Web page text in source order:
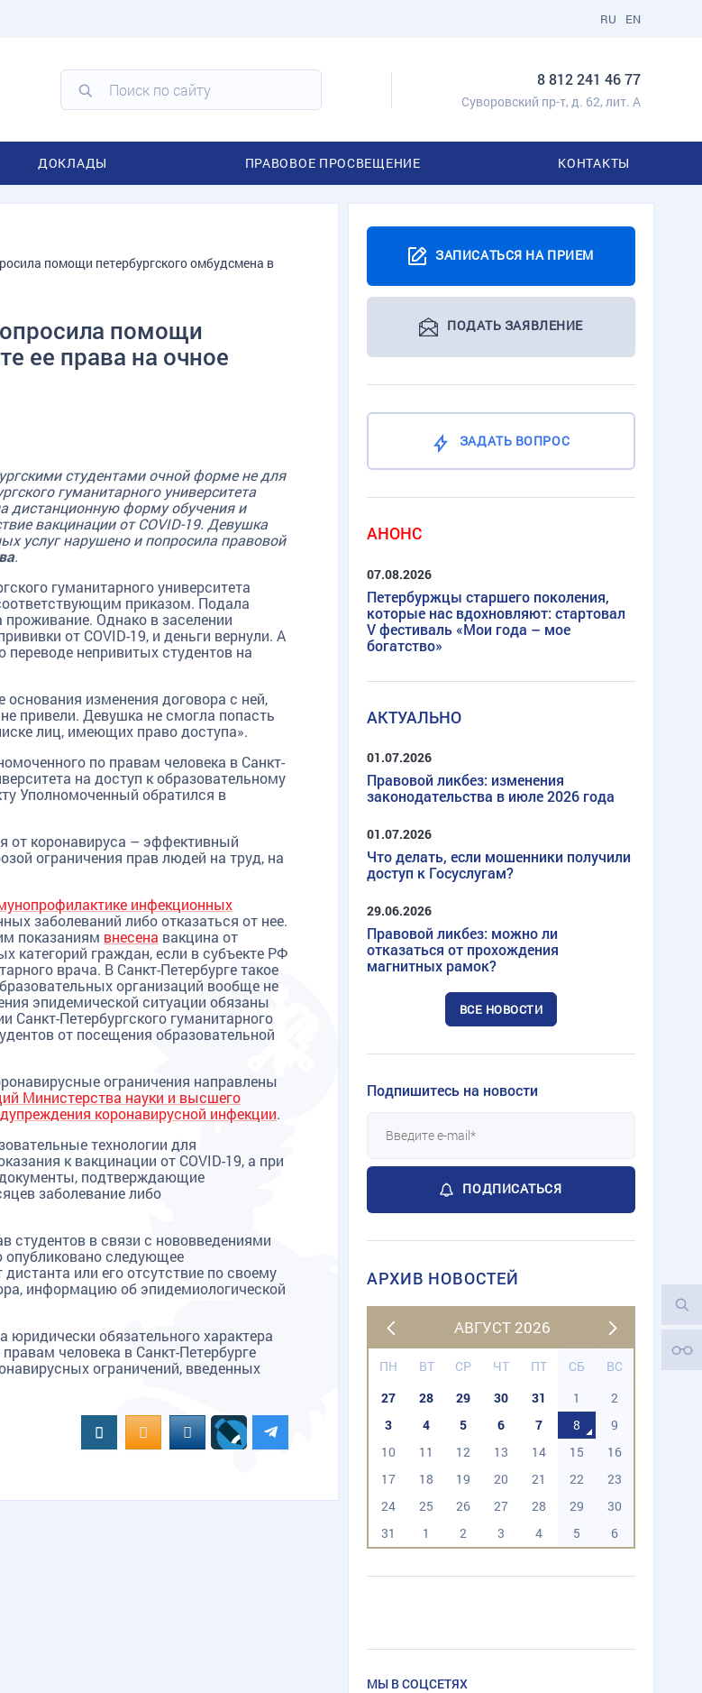
EN
RU
8 812 241 46 77
Суворовский пр-т, д. 62, лит. А
ДОКЛАДЫ ПРАВОВОЕ ПРОСВЕЩЕНИЕ КОНТАКТЫ
помощи петербургского омбудсмена в
помощи
ее права на очное
студентами очной форме не для
гуманитарного университета
дистанционную форму обучения и
вакцинации от COVID-19. Девушка
услуг нарушено и попросила правовой
.
гуманитарного университета
приказом. Подала
проживание. Однако в заселении
от COVID-19, и деньги вернули. А
переводе непривитых студентов на
изменения договора с ней,
привели. Девушка не смогла попасть
лиц, имеющих право доступа».
по правам человека в Санкт-
на доступ к образовательному
Уполномоченный обратился в
от коронавируса – эффективный
ограничения прав людей на труд, на
инфекционных
заболеваний либо отказаться от нее.
показаниям внесена вакцина от
категорий граждан, если в субъекте РФ
врача. В Санкт-Петербурге такое
организаций вообще не
эпидемической ситуации обязаны
Петербургского гуманитарного
от посещения образовательной
ограничения направлены
Министерства науки и высшего
коронавирусной инфекции.
технологии для
к вакцинации от COVID-19, а при
документы, подтверждающие
заболевание либо
студентов в связи с нововведениями
опубликовано следующее
или его отсутствие по своему
информацию об эпидемиологической
обязательного характера
человека в Санкт-Петербурге
ограничений, введенных
ВконтактеOK.RUMAIL.RU
ЗАПИСАТЬСЯ НА ПРИЕМ
ПОДАТЬ ЗАЯВЛЕНИЕ
ЗАДАТЬ ВОПРОС
АНОНС
07.08.2026
Петербуржцы старшего поколения,
которые нас вдохновляют: стартовал
V фестиваль «Мои года – мое
богатство»
АКТУАЛЬНО
01.07.2026
Правовой ликбез: изменения
законодательства в июле 2026 года
01.07.2026
Что делать, если мошенники получили
доступ к Госуслугам?
29.06.2026
Правовой ликбез: можно ли
отказаться от прохождения
магнитных рамок?
ВСЕ НОВОСТИ
Подпишитесь на новости
ПОДПИСАТЬСЯ
АРХИВ НОВОСТЕЙ
АВГУСТ 2026
ПН ВТ СР ЧТ ПТ СБ
ВС
27
28 29 30 31 1
2
3
4 5 6 7 8
9
10
11 12 13 14 15
16
17
18 19 20 21 22
23
24
25 26 27 28 29
30
31
1 2 3 4 5 6
МЫ В СОЦСЕТЯХ